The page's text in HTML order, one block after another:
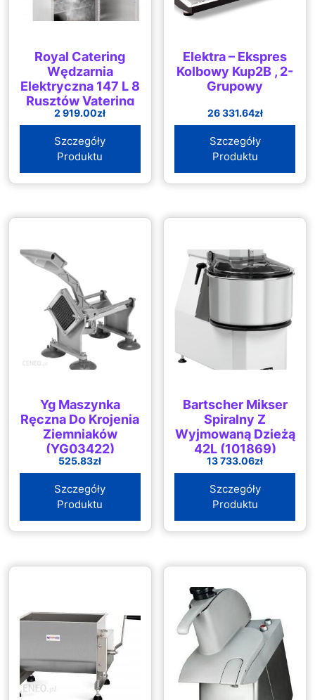
Royal Catering
Wędzarnia
Elektryczna 147 L 8
Rusztów Vatering
10012167 Rc-
Fs1300
2 919.00zł
Szczegóły
Produktu
Elektra – Ekspres
Kolbowy Kup2B , 2-
Grupowy
26 331.64zł
Szczegóły
Produktu
Yg Maszynka
Ręczna Do Krojenia
Ziemniaków
(YG03422)
525.83zł
Szczegóły
Produktu
Bartscher Mikser
Spiralny Z
Wyjmowaną Dzieżą
42L (101869)
13 733.06zł
Szczegóły
Produktu